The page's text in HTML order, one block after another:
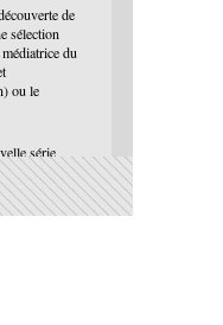
de
sélection
du
ou le
série